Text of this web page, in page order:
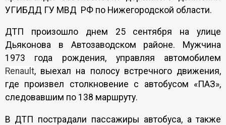
УГИБДД ГУ МВД РФ по Нижегородской области.
ДТП произошло днем 25 сентября на улице
Дьяконова в Автозаводском районе. Мужчина
1973 года рождения, управляя автомобилем
Renault, выехал на полосу встречного движения,
где произвел столкновение с автобусом «ПАЗ»,
следовавшим по 138 маршруту.
В ДТП пострадали пассажиры автобуса, а также